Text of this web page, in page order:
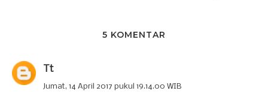
5 KOMENTAR
Tt
Jumat, 14 April 2017 pukul 19.14.00 WIB